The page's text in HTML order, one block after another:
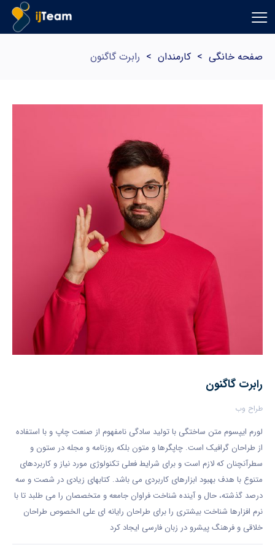
صفحه خانگی > کارمندان > رابرت گاگنون
رابرت گاگنون
طراح وب
لورم ایپسوم متن ساختگی با تولید سادگی نامفهوم از صنعت چاپ و با استفاده
از طراحان گرافیک است. چاپگرها و متون بلکه روزنامه و مجله در ستون و
سطرآنچنان که لازم است و برای شرایط فعلی تکنولوژی مورد نیاز و کاربردهای
متنوع با هدف بهبود ابزارهای کاربردی می باشد. کتابهای زیادی در شصت و سه
درصد گذشته، حال و آینده شناخت فراوان جامعه و متخصصان را می طلبد تا با
نرم افزارها شناخت بیشتری را برای طراحان رایانه ای علی الخصوص طراحان
خلاقی و فرهنگ پیشرو در زبان فارسی ایجاد کرد